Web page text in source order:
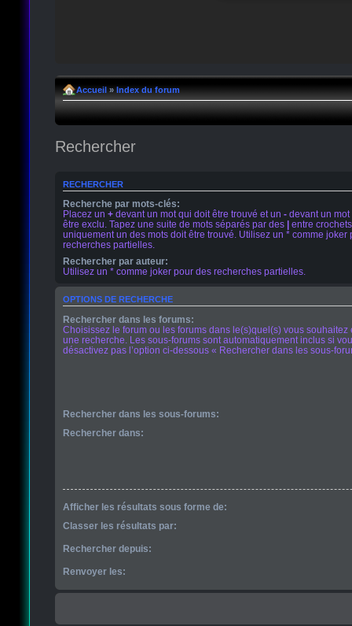
Accueil » Index du forum
Rechercher
RECHERCHER
Recherche par mots-clés:
Placez un + devant un mot qui doit être trouvé et un - devant un mot
être exclu. Tapez une suite de mots séparés par des | entre
uniquement un des mots doit être trouvé. Utilisez un * comme joker
recherches partielles.
Rechercher par auteur:
Utilisez un * comme joker pour des recherches partielles.
OPTIONS DE RECHERCHE
Rechercher dans les forums:
Choisissez le forum ou les forums dans le(s)quel(s) vous souhaitez
une recherche. Les sous-forums sont automatiquement inclus si
désactivez pas l’option ci-dessous « Rechercher dans les sous-
Rechercher dans les sous-forums:
Rechercher dans:
Afficher les résultats sous forme de:
Classer les résultats par:
Rechercher depuis:
Renvoyer les: